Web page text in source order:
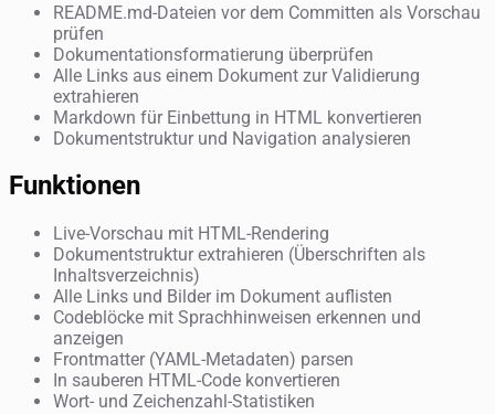
README.md-Dateien vor dem Committen als Vorschau
prüfen
Dokumentationsformatierung überprüfen
Alle Links aus einem Dokument zur Validierung
extrahieren
Markdown für Einbettung in HTML konvertieren
Dokumentstruktur und Navigation analysieren
Funktionen
Live-Vorschau mit HTML-Rendering
Dokumentstruktur extrahieren (Überschriften als
Inhaltsverzeichnis)
Alle Links und Bilder im Dokument auflisten
Codeblöcke mit Sprachhinweisen erkennen und
anzeigen
Frontmatter (YAML-Metadaten) parsen
In sauberen HTML-Code konvertieren
Wort- und Zeichenzahl-Statistiken